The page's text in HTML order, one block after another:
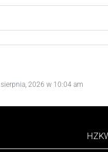
2026 w 10:04 am